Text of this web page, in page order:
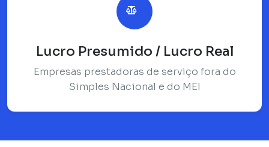
Lucro Presumido / Lucro Real
Empresas prestadoras de serviço fora do
Simples Nacional e do MEI